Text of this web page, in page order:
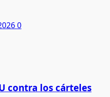
0
contra los cárteles